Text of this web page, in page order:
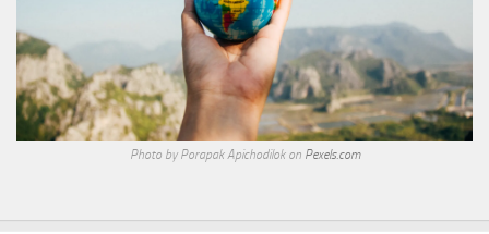
Photo by Porapak Apichodilok on Pexels.com